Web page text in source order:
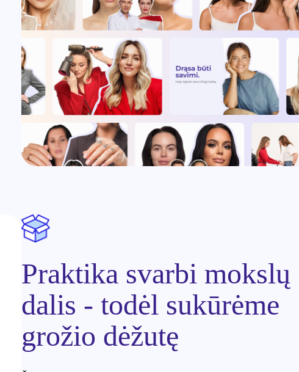
Praktika svarbi mokslų
dalis - todėl sukūrėme
grožio dėžutę